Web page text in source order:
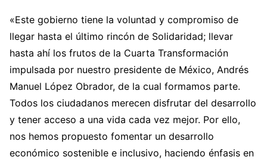
«Este gobierno tiene la voluntad y compromiso de
llegar hasta el último rincón de Solidaridad; llevar
hasta ahí los frutos de la Cuarta Transformación
impulsada por nuestro presidente de México, Andrés
Manuel López Obrador, de la cual formamos parte.
Todos los ciudadanos merecen disfrutar del desarrollo
y tener acceso a una vida cada vez mejor. Por ello,
nos hemos propuesto fomentar un desarrollo
económico sostenible e inclusivo, haciendo énfasis en